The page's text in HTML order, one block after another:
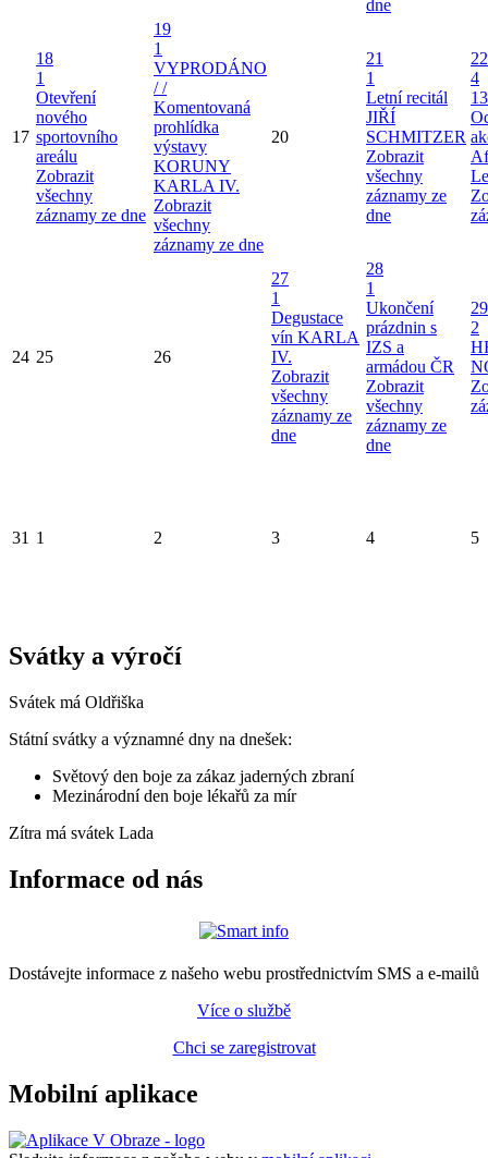
dne
17
18
1
Otevření
nového
sportovního
areálu
Zobrazit
všechny
záznamy ze dne
19
1
VYPRODÁNO
/ /
Komentovaná
prohlídka
výstavy
KORUNY
KARLA IV.
Zobrazit
všechny
záznamy ze dne
20
21
1
Letní recitál
JIŘÍ
SCHMITZER
Zobrazit
všechny
záznamy ze
dne
22
4
24 25 26
27
1
Degustace
vín KARLA
IV.
Zobrazit
všechny
záznamy ze
dne
28
1
Ukončení
prázdnin s
IZS a
armádou ČR
Zobrazit
všechny
záznamy ze
dne
29
2
31 1 2 3 4 5
Svátky a výročí
Svátek má Oldřiška
Státní svátky a významné dny na dnešek:
Světový den boje za zákaz jaderných zbraní
Mezinárodní den boje lékařů za mír
Zítra má svátek Lada
Informace od nás
Dostávejte informace z našeho webu prostřednictvím SMS a e-mailů
Více o službě
Chci se zaregistrovat
Mobilní aplikace